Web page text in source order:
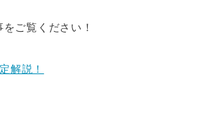
ご覧ください！
解説！